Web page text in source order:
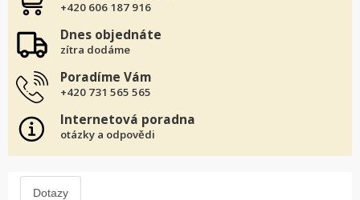
+420 606 187 916
Dnes objednáte
zítra dodáme
Poradíme Vám
+420 731 565 565
Internetová poradna
otázky a odpovědi
Dotazy